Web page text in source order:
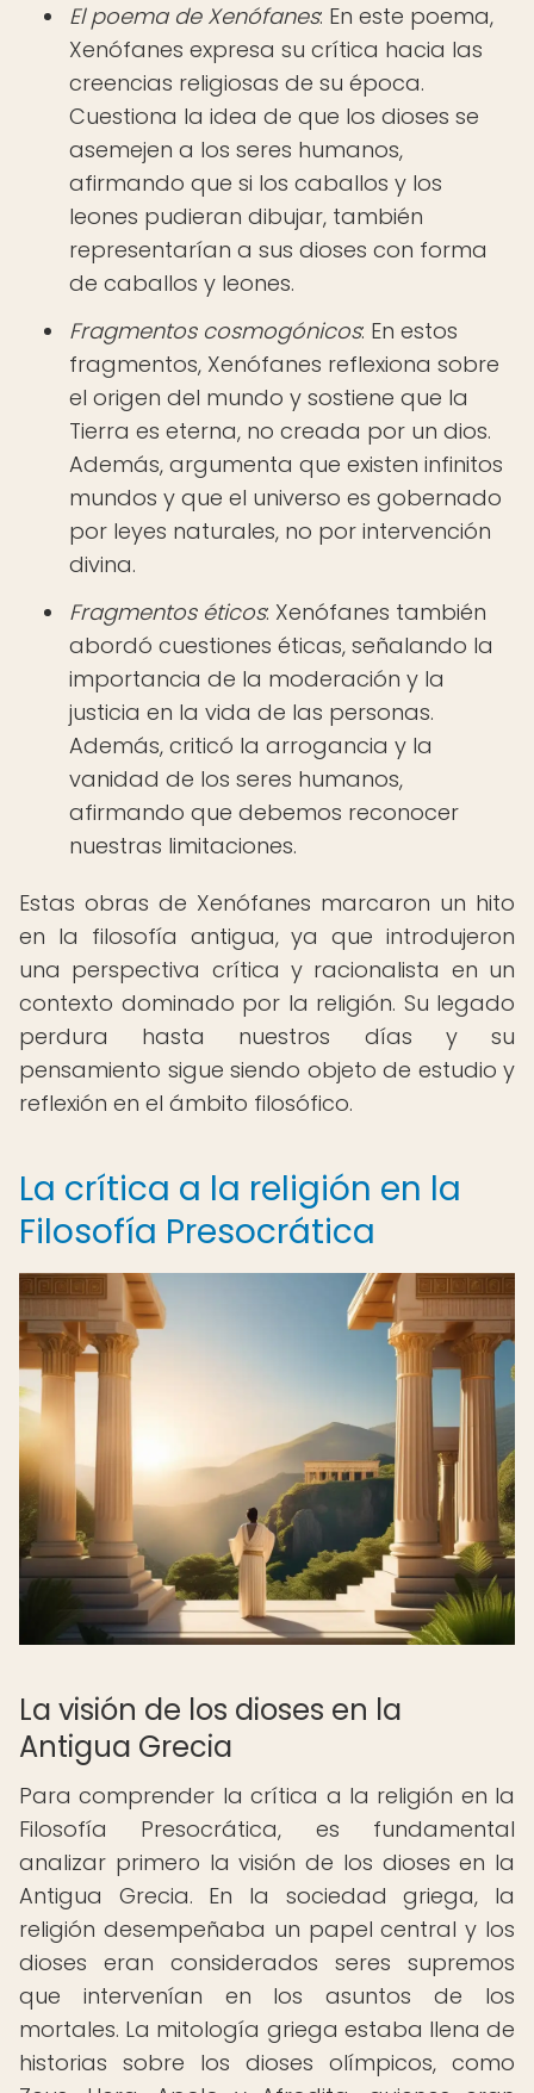
El poema de Xenófanes: En este poema,
Xenófanes expresa su crítica hacia las
creencias religiosas de su época.
Cuestiona la idea de que los dioses se
asemejen a los seres humanos,
afirmando que si los caballos y los
leones pudieran dibujar, también
representarían a sus dioses con forma
de caballos y leones.
Fragmentos cosmogónicos: En estos
fragmentos, Xenófanes reflexiona sobre
el origen del mundo y sostiene que la
Tierra es eterna, no creada por un dios.
Además, argumenta que existen infinitos
mundos y que el universo es gobernado
por leyes naturales, no por intervención
divina.
Fragmentos éticos: Xenófanes también
abordó cuestiones éticas, señalando la
importancia de la moderación y la
justicia en la vida de las personas.
Además, criticó la arrogancia y la
vanidad de los seres humanos,
afirmando que debemos reconocer
nuestras limitaciones.
Estas obras de Xenófanes marcaron un hito
en la filosofía antigua, ya que introdujeron
una perspectiva crítica y racionalista en un
contexto dominado por la religión. Su legado
perdura hasta nuestros días y su
pensamiento sigue siendo objeto de estudio y
reflexión en el ámbito filosófico.
La crítica a la religión en la
Filosofía Presocrática
La visión de los dioses en la
Antigua Grecia
Para comprender la crítica a la religión en la
Filosofía Presocrática, es fundamental
analizar primero la visión de los dioses en la
Antigua Grecia. En la sociedad griega, la
religión desempeñaba un papel central y los
dioses eran considerados seres supremos
que intervenían en los asuntos de los
mortales. La mitología griega estaba llena de
historias sobre los dioses olímpicos, como